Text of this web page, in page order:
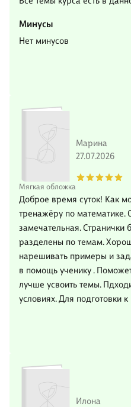
Минусы
Нет минусов
Мягкая обложка
Марина
27.07.2026
Доброе время суток! Как
тренажёру по математике.
замечательная.
разделены по темам.
нарешивать примеры и
в помощь ученику .
лучше усвоить темы.
условиях. Для подготовки к
Илона